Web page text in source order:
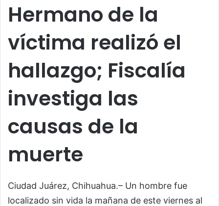
Hermano de la
víctima realizó el
hallazgo; Fiscalía
investiga las
causas de la
muerte
Ciudad Juárez, Chihuahua.– Un hombre fue
localizado sin vida la mañana de este viernes al